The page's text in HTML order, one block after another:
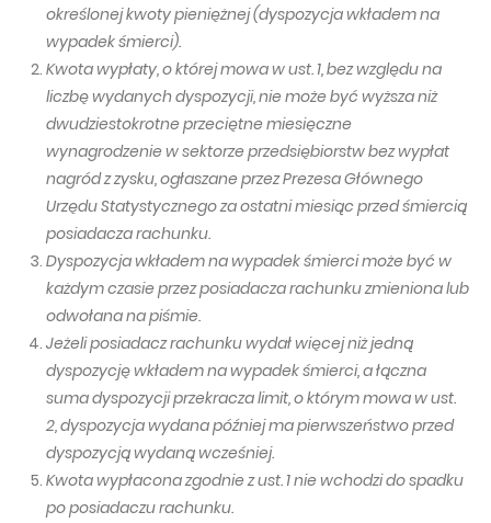
określonej kwoty pieniężnej (dyspozycja wkładem na
wypadek śmierci).
Kwota wypłaty, o której mowa w ust. 1, bez względu na
liczbę wydanych dyspozycji, nie może być wyższa niż
dwudziestokrotne przeciętne miesięczne
wynagrodzenie w sektorze przedsiębiorstw bez wypłat
nagród z zysku, ogłaszane przez Prezesa Głównego
Urzędu Statystycznego za ostatni miesiąc przed śmiercią
posiadacza rachunku.
Dyspozycja wkładem na wypadek śmierci może być w
każdym czasie przez posiadacza rachunku zmieniona lub
odwołana na piśmie.
Jeżeli posiadacz rachunku wydał więcej niż jedną
dyspozycję wkładem na wypadek śmierci, a łączna
suma dyspozycji przekracza limit, o którym mowa w ust.
2, dyspozycja wydana później ma pierwszeństwo przed
dyspozycją wydaną wcześniej.
Kwota wypłacona zgodnie z ust. 1 nie wchodzi do spadku
po posiadaczu rachunku.